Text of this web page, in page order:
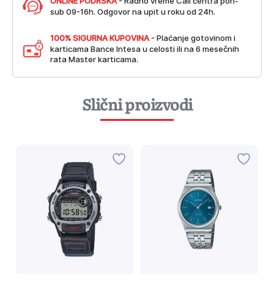
sub 09-16h. Odgovor na upit u roku od 24h.
100% SIGURNA KUPOVINA - Plaćanje gotovinom i
karticama Bance Intesa u celosti ili na 6 mesečnih
rata Master karticama.
Slični proizvodi